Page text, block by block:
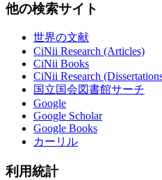
他の検索サイト
世界の文献
CiNii Research (Articles)
CiNii Books
CiNii Research
国立国会図書館サーチ
Google
Google Scholar
Google Books
カーリル
利用統計